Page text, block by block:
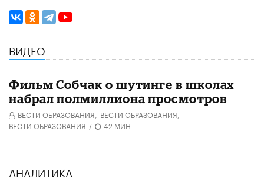
ВИДЕО
Фильм Собчак о шутинге в школах
набрал полмиллиона просмотров
ВЕСТИ ОБРАЗОВАНИЯ, ВЕСТИ ОБРАЗОВАНИЯ,
ВЕСТИ ОБРАЗОВАНИЯ / 42 МИН.
АНАЛИТИКА